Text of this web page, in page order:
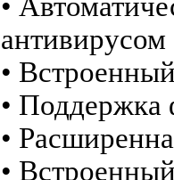
антивирусом
•
• Поддержка
•
•